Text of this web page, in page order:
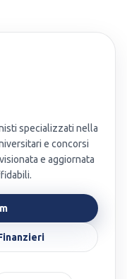
specializzati nella
e concorsi
e aggiornata